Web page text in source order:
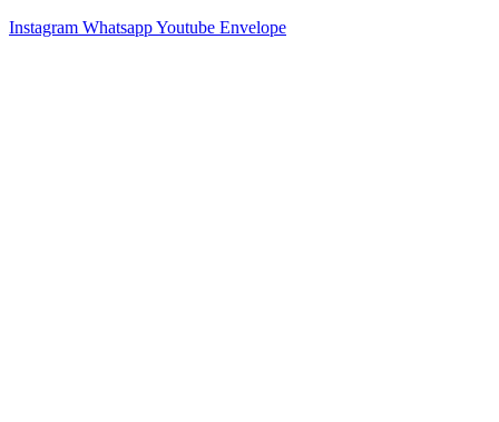
Instagram WhatsappYoutube Envelope